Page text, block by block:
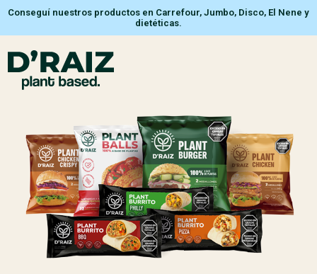
Conseguí nuestros productos en Carrefour, Jumbo, Disco, El Nene y
dietéticas.